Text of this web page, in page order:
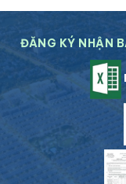
ĐĂNG KÝ NHẬN